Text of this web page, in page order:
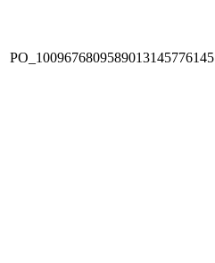
PO_1009676809589013145776145